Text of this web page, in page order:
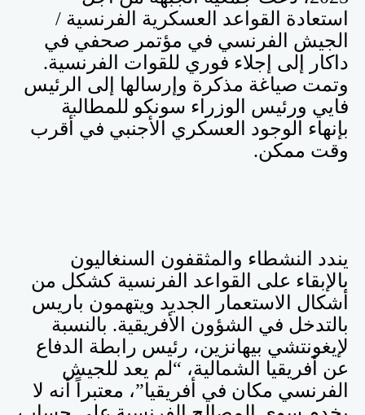
استعادة القواعد العسكرية الفرنسية /
الجيش الفرنسي في مؤتمر صحفي في
داكار إلى إجلاء فوري للقوات الفرنسية.
وتمت صياغة مذكرة وإرسالها إلى الرئيس
فايي ورئيس الوزراء سونكو للمطالبة
بإنهاء الوجود العسكري الأجنبي في أقرب
وقت ممكن.
يندد النشطاء والمثقفون السنغاليون
بالإبقاء على القواعد الفرنسية كشكل من
أشكال الاستعمار الجديد ويتهمون باريس
بالتدخل في الشؤون الأفريقية. بالنسبة
لإيغونتشي بيهانزين، رئيس رابطة الدفاع
عن أفريقيا الشمالية، “لم يعد للجيش
الفرنسي مكان في أفريقيا”، معتبراً أنه لا